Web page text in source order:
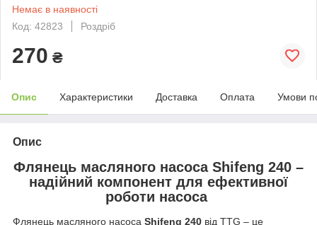
Немає в наявності
Код: 42823
Роздріб
270 ₴
Опис Характеристики Доставка Оплата Умови
Опис
Флянець масляного насоса Shifeng 240 –
надійний компонент для ефективної
роботи насоса
Флянець масляного насоса Shifeng 240 від TTG – це